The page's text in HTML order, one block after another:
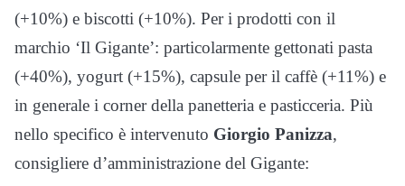
(+10%) e biscotti (+10%). Per i prodotti con il
marchio ‘Il Gigante’: particolarmente gettonati pasta
(+40%), yogurt (+15%), capsule per il caffè (+11%) e
in generale i corner della panetteria e pasticceria. Più
nello specifico è intervenuto Giorgio Panizza,
consigliere d’amministrazione del Gigante: